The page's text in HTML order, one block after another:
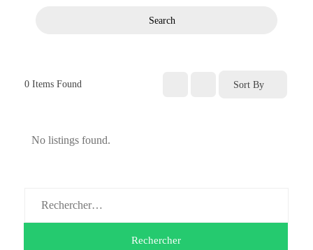
Search
0 Items Found Sort By
No listings found.